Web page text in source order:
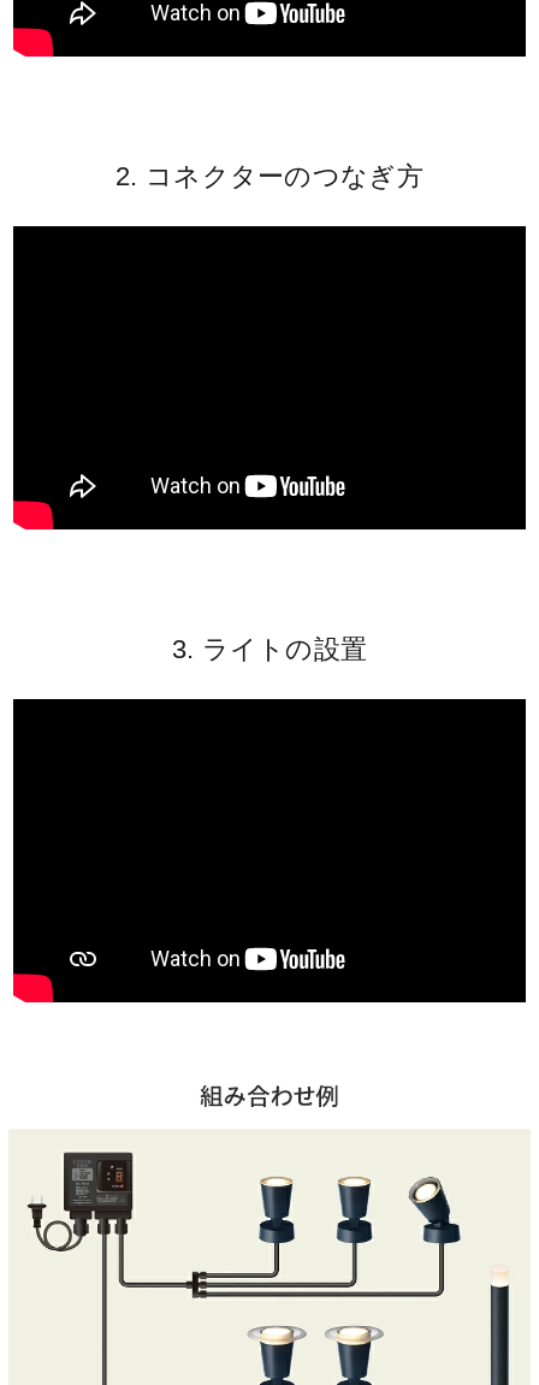
2. コネクターのつなぎ方
3. ライトの設置